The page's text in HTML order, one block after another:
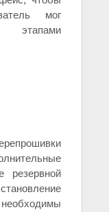
мог
резервной